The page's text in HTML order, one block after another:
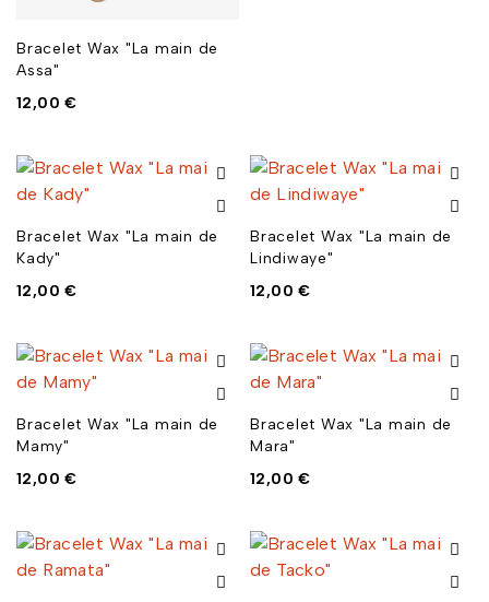
Bracelet Wax "La main de
Assa"
12,00€
Bracelet Wax "La main de
Kady"
12,00€
Bracelet Wax "La main de
Lindiwaye"
12,00€
Bracelet Wax "La main de
Mamy"
12,00€
Bracelet Wax "La main de
Mara"
12,00€